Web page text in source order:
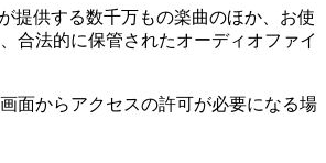
提供する数千万もの楽曲のほか、お使
合法的に保管されたオーディオファイ
面からアクセスの許可が必要になる場